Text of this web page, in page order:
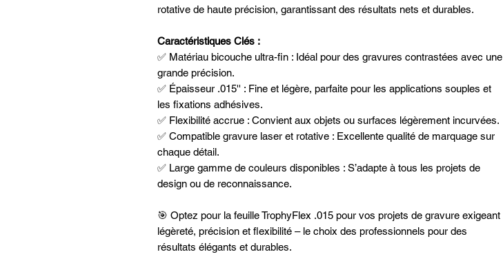
rotative de haute précision, garantissant des résultats nets et durables.
Caractéristiques Clés :
✅ Matériau bicouche ultra-fin : Idéal pour des gravures contrastées avec une
grande précision.
✅ Épaisseur .015'' : Fine et légère, parfaite pour les applications souples et
les fixations adhésives.
✅ Flexibilité accrue : Convient aux objets ou surfaces légèrement incurvées.
✅ Compatible gravure laser et rotative : Excellente qualité de marquage sur
chaque détail.
✅ Large gamme de couleurs disponibles : S’adapte à tous les projets de
design ou de reconnaissance.
🎯 Optez pour la feuille TrophyFlex .015 pour vos projets de gravure exigeant
légèreté, précision et flexibilité – le choix des professionnels pour des
résultats élégants et durables.